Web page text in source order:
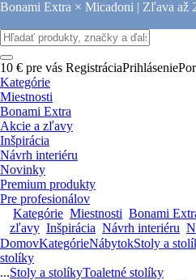
Bonami Extra × Micadoni | Zľava až
10 € pre vás RegistráciaPrihlásenie
Kategórie
Miestnosti
Bonami Extra
Akcie a zľavy
Inšpirácia
Návrh interiéru
Novinky
Premium produkty
Pre profesionálov
Kategórie Miestnosti Bonami
zľavy Inšpirácia Návrh interiéru
DomovKategórieNábytokStoly a
stolíky
...Stoly a stolíkyToaletné stolíky